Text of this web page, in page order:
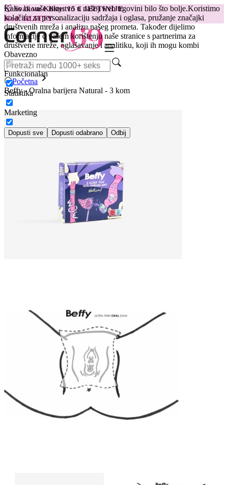
Kako bi vaše iskustvo u našoj web trgovini bilo što bolje.Koristimo
kolačiće za personalizaciju sadržaja i oglasa, pružanje značajki
društvenih mreža i analizu našeg prometa. Također dijelimo
informacije o vašem korištenju naše stranice s partnerima za
društvene mreže, oglašavanje i analitiku, koji ih mogu kombi
Obavezno
Funkcionalan
Statistika
Marketing
Dopusti sve Dopusti odabrano Odbij
😽Svakom Klitty: 15 € JEFTINIJE
Kod: KLITTY →
Početna
Beffy - Oralna barijera Natural - 3 kom